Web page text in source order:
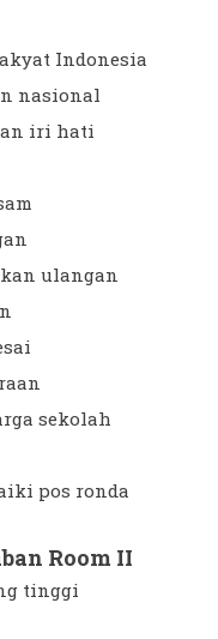
Indonesia
nasional
iri hati
ulangan
sekolah
pos ronda
Room II
tinggi